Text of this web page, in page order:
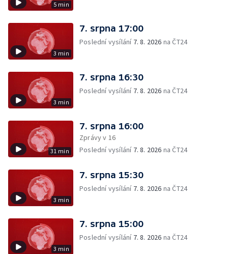
5 min
3 min
7. srpna 17:00
Poslední vysílání 7. 8. 2026 na ČT24
3 min
7. srpna 16:30
Poslední vysílání 7. 8. 2026 na ČT24
31 min
7. srpna 16:00
Zprávy v 16
Poslední vysílání 7. 8. 2026 na ČT24
3 min
7. srpna 15:30
Poslední vysílání 7. 8. 2026 na ČT24
3 min
7. srpna 15:00
Poslední vysílání 7. 8. 2026 na ČT24